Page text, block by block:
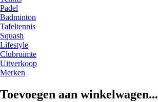
Padel
Badminton
Tafeltennis
Squash
Lifestyle
Clubruimte
Uitverkoop
Merken
Toevoegen aan winkelwagen...